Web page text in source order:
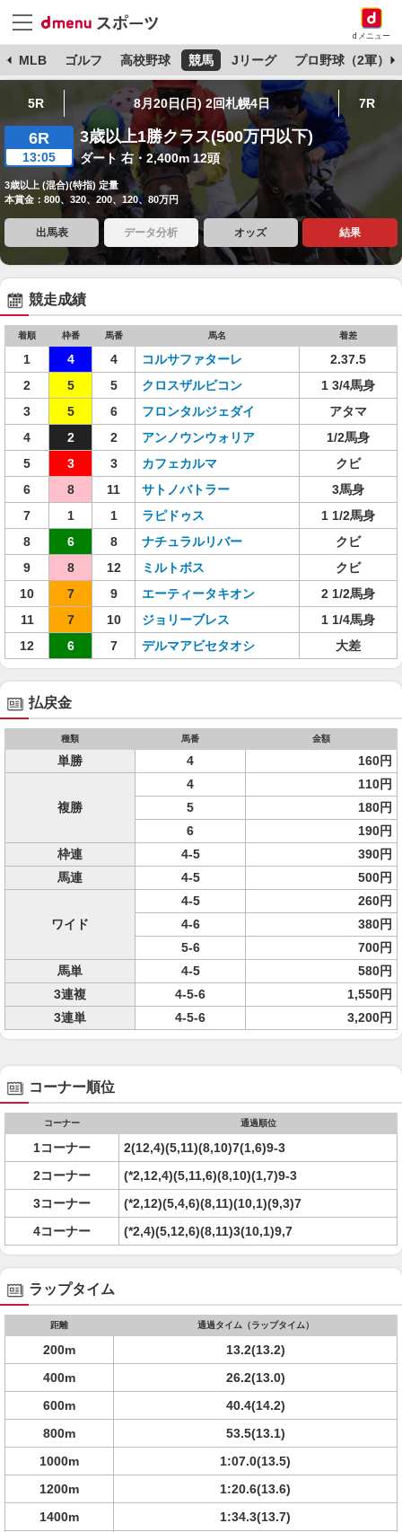
dメニュー
MLB ゴルフ 高校野球 競馬 Jリーグ プロ野球（2軍）
5R 8月20日(日) 2回札幌4日 7R
6R
13:05
3歳以上1勝クラス(500万円以下)
ダート 右・2,400m 12頭
3歳以上 (混合)(特指) 定量
本賞金：800、320、200、120、80万円
出馬表 データ分析 オッズ 結果
競走成績
着順 枠番 馬番 馬名 着差
1 4 4 コルサファターレ
2.37.5
2
5 5 クロスザルビコン
1 3/4馬身
3
5 6 フロンタルジェダイ
アタマ
4
2 2 アンノウンウォリア
1/2馬身
5
3 3 カフェカルマ
クビ
6
8 11 サトノバトラー
3馬身
7
1 1 ラピドゥス
1 1/2馬身
8
6 8 ナチュラルリバー
クビ
9
8 12 ミルトボス
クビ
10
7 9 エーティータキオン
2 1/2馬身
11
7 10 ジョリーブレス
1 1/4馬身
12
6 7 デルマアビセタオシ 大差
払戻金
種類 馬番 金額
単勝 4 160円
複勝
4
110円
5
180円
6
190円
枠連
4-5
390円
馬連
4-5 500円
ワイド
4-5
260円
4-6
380円
5-6
700円
馬単
4-5
580円
3連複
4-5-6
1,550円
3連単
4-5-6 3,200円
コーナー順位
コーナー 通過順位
1コーナー
2(12,4)(5,11)(8,10)7(1,6)9-3
2コーナー
(*2,12,4)(5,11,6)(8,10)(1,7)9-3
3コーナー
(*2,12)(5,4,6)(8,11)(10,1)(9,3)7
4コーナー
(*2,4)(5,12,6)(8,11)3(10,1)9,7
ラップタイム
距離 通過タイム（ラップタイム）
200m
13.2(13.2)
400m
26.2(13.0)
600m
40.4(14.2)
800m
53.5(13.1)
1000m
1:07.0(13.5)
1200m
1:20.6(13.6)
1400m
1:34.3(13.7)